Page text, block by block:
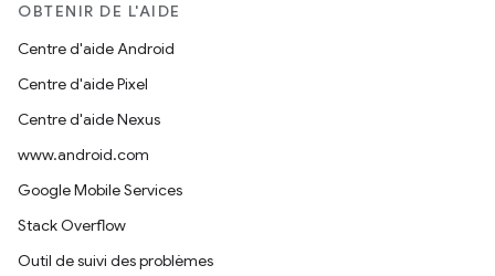
OBTENIR DE L'AIDE
Centre d'aide Android
Centre d'aide Pixel
Centre d'aide Nexus
www.android.com
Google Mobile Services
Stack Overflow
Outil de suivi des problèmes